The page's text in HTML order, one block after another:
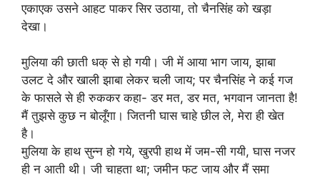
एकाएक उसने आहट पाकर सिर उठाया, तो चैनसिंह को खड़ा
देखा।
मुलिया की छाती धक् से हो गयी। जी में आया भाग जाय, झाबा
उलट दे और खाली झाबा लेकर चली जाय; पर चैनसिंह ने कई गज
के फासले से ही रुककर कहा- डर मत, डर मत, भगवान जानता है!
मैं तुझसे कुछ न बोलूँगा। जितनी घास चाहे छील ले, मेरा ही खेत
है।
मुलिया के हाथ सुन्न हो गये, खुरपी हाथ में जम-सी गयी, घास नजर
ही न आती थी। जी चाहता था; जमीन फट जाय और मैं समा